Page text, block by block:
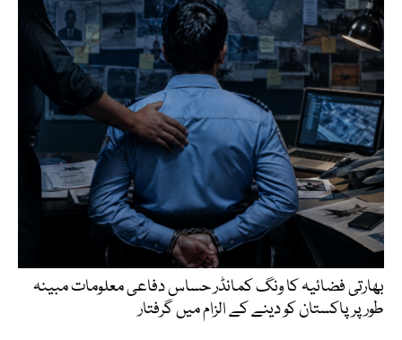
بھارتی فضائیہ کا ونگ کمانڈر حساس دفاعی معلومات مبینہ
طور پر پاکستان کو دینے کے الزام میں گرفتار